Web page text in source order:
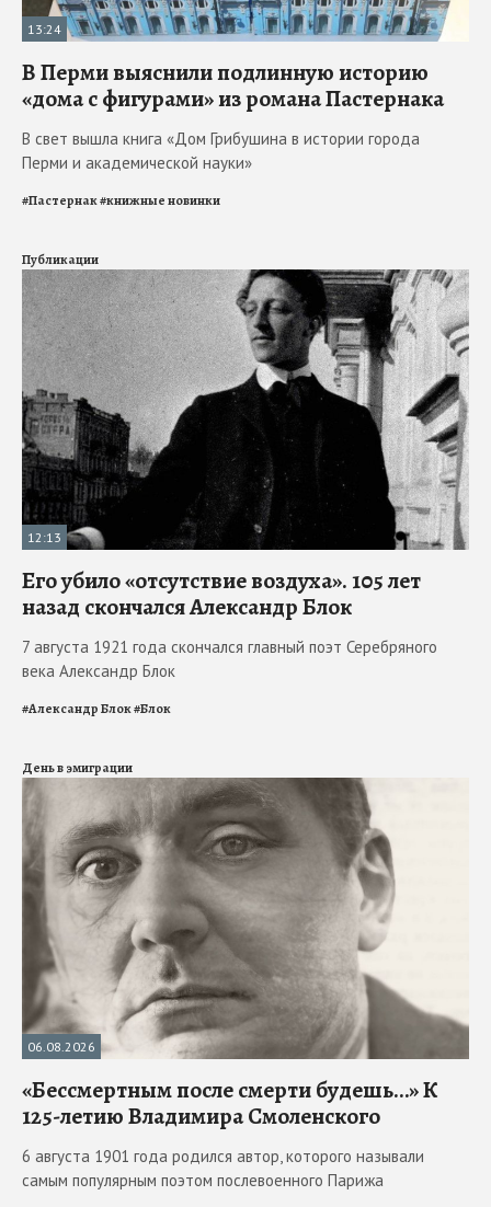
13:24
В Перми выяснили подлинную историю
«дома с фигурами» из романа Пастернака
В свет вышла книга «Дом Грибушина в истории города
Перми и академической науки»
#Пастернак#книжные новинки
Публикации
12:13
Его убило «отсутствие воздуха». 105 лет
назад скончался Александр Блок
7 августа 1921 года скончался главный поэт Серебряного
века Александр Блок
#Александр Блок#Блок
День в эмиграции
06.08.2026
«Бессмертным после смерти будешь…» К
125-летию Владимира Смоленского
6 августа 1901 года родился автор, которого называли
самым популярным поэтом послевоенного Парижа